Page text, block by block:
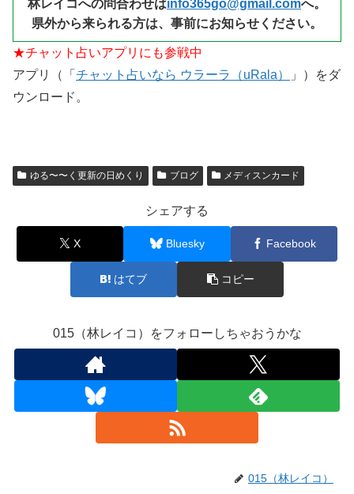
林レイコへの問合わせはinfo365go@gmail.comへ。
県外から来られる方は、事前にお知らせください。
★チャット占いアプリにも参戦中
アプリ（「 チャット占いなら ウラーラ（uRala）
」）をダ
ウンロード。
ゆる〜〜く更新の日めくり ブログ メディスンカード
シェアする
X Bluesky Facebook
はてブ コピー
015（林レイコ）をフォローしちゃおうかな
015（林レイコ）